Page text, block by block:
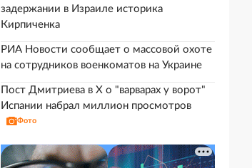
задержании в Израиле историка
Кирпиченка
РИА Новости сообщает о массовой охоте
на сотрудников военкоматов на Украине
Пост Дмитриева в X о "варварах у ворот"
Испании набрал миллион просмотров
Фото